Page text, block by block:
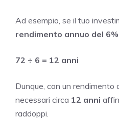
Ad esempio, se il tuo
rendimento annuo del 6%
72 ÷ 6 = 12 anni
Dunque, con un rendimento
necessari circa 12 anni
raddoppi.